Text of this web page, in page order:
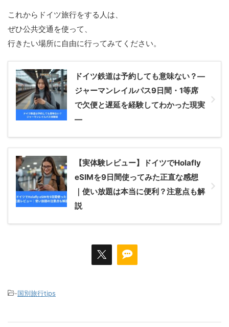
これからドイツ旅行をする人は、
ぜひ公共交通を使って、
行きたい場所に自由に行ってみてください。
ドイツ鉄道は予約しても意味ない？―
ジャーマンレイルパス9日間・1等席
で欠便と遅延を経験してわかった現実
―
【実体験レビュー】ドイツでHolafly
eSIMを9日間使ってみた正直な感想
｜使い放題は本当に便利？注意点も解
説
-国別旅行tips